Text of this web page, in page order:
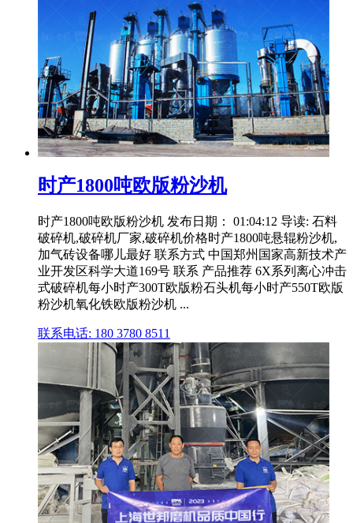
时产1800吨欧版粉沙机
时产1800吨欧版粉沙机 发布日期： 01:04:12 导读: 石料
破碎机,破碎机厂家,破碎机价格时产1800吨悬辊粉沙机,
加气砖设备哪儿最好 联系方式 中国郑州国家高新技术产
业开发区科学大道169号 联系 产品推荐 6X系列离心冲击
式破碎机每小时产300T欧版粉石头机每小时产550T欧版
粉沙机氧化铁欧版粉沙机 ...
联系电话: 180 3780 8511